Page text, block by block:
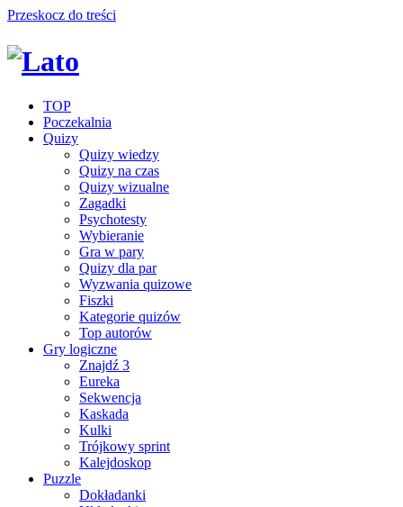
Przeskocz do treści
TOP
Poczekalnia
Quizy
Quizy wiedzy
Quizy na czas
Quizy wizualne
Zagadki
Psychotesty
Wybieranie
Gra w pary
Quizy dla par
Wyzwania quizowe
Fiszki
Kategorie quizów
Top autorów
Gry logiczne
Znajdź 3
Eureka
Sekwencja
Kaskada
Kulki
Trójkowy sprint
Kalejdoskop
Puzzle
Dokładanki